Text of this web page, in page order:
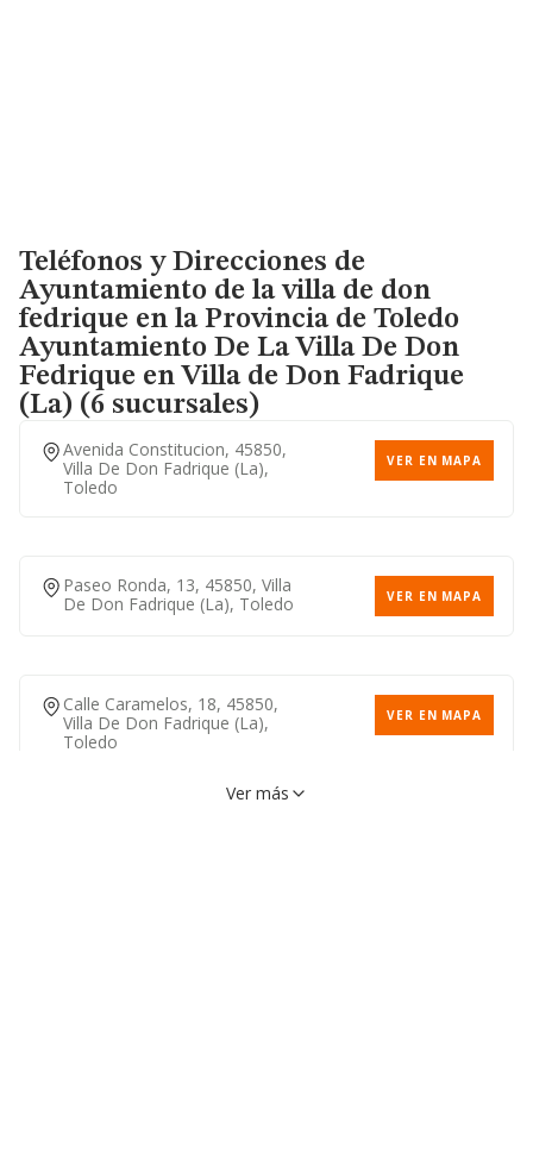
Teléfonos y Direcciones de
Ayuntamiento de la villa de don
fedrique en la Provincia de Toledo
Ayuntamiento De La Villa De Don
Fedrique en Villa de Don Fadrique
(La) (6 sucursales)
Avenida Constitucion, 45850,
Villa De Don Fadrique (la),
Toledo
VER EN MAPA
Paseo Ronda, 13, 45850, Villa
De Don Fadrique (la), Toledo
VER EN MAPA
Calle Caramelos, 18, 45850,
Villa De Don Fadrique (la),
Toledo
VER EN MAPA
Ver más